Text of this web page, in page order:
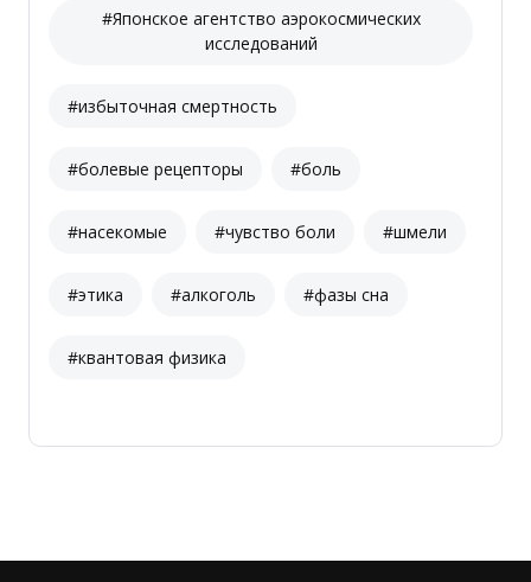
#Японское агентство аэрокосмических
исследований
#избыточная смертность
#болевые рецепторы #боль
#насекомые #чувство боли #шмели
#этика #алкоголь #фазы сна
#квантовая физика